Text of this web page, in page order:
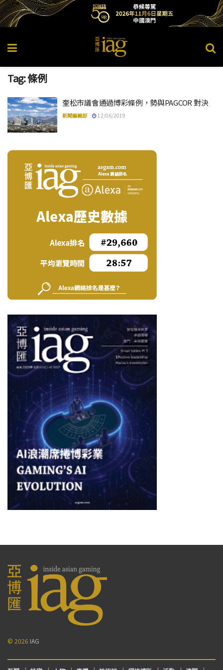
Tag:條例
奎松市議會通過博彩條例，勢與PAGCOR 對決
新聞編輯部 12/06/2019
© 2026 IAG